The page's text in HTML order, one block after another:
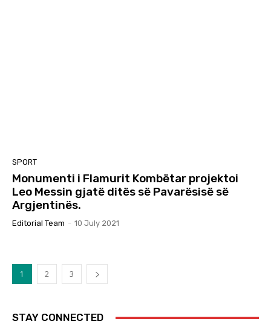
SPORT
Monumenti i Flamurit Kombëtar projektoi
Leo Messin gjatë ditës së Pavarësisë së
Argjentinës.
Editorial Team - 10 July 2021
1 2 3
STAY CONNECTED